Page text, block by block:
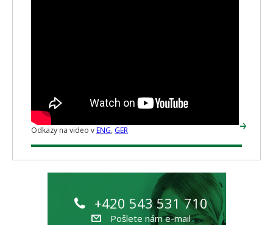
Odkazy na video vENG, GER
+420 543 531 710
Pošlete nám e-mail